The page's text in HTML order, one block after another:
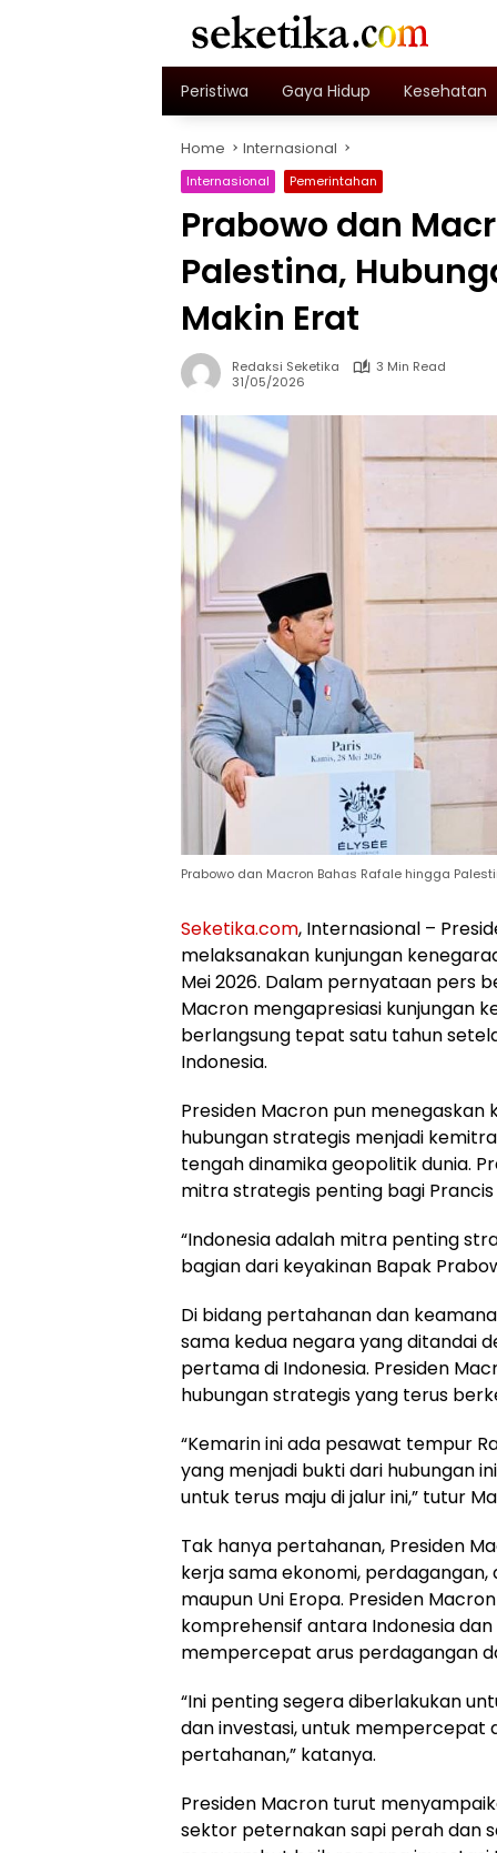
Peristiwa
Gaya Hidup Kesehatan
Home Internasional
Internasional Pemerintahan
Prabowo dan
Palestina,
Makin Erat
Redaksi Seketika
3 Min Read
31/05/2026
Prabowo dan Macron Bahas Rafale hingga
Seketika.com, Internasional –
melaksanakan kunjungan
Mei 2026. Dalam pernyataan pers
Macron mengapresiasi kunjungan
berlangsung tepat satu tahun
Indonesia.
Presiden Macron pun
hubungan strategis menjadi
tengah dinamika geopolitik dunia.
mitra strategis penting bagi
“Indonesia adalah mitra penting
bagian dari keyakinan Bapak
Di bidang pertahanan dan
sama kedua negara yang ditandai
pertama di Indonesia. Presiden
hubungan strategis yang terus
“Kemarin ini ada pesawat tempur
yang menjadi bukti dari hubungan
untuk terus maju di jalur ini,” tutur
Tak hanya pertahanan, Presiden
kerja sama ekonomi,
maupun Uni Eropa. Presiden
komprehensif antara Indonesia
mempercepat arus perdagangan
“Ini penting segera diberlakukan
dan investasi, untuk mempercepat
pertahanan,” katanya.
Presiden Macron turut
sektor peternakan sapi perah dan